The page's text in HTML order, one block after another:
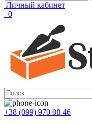
Личный кабинет
0
+38 (099) 970 08 46